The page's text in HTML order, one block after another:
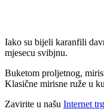
Iako su bijeli karanfili
mjesecu svibjnu.
Buketom proljetnog,
Klasične mirisne ruže u
Zavirite u našu Internet